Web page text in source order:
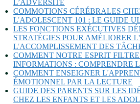
L’ADVERSITÉ
COMMOTIONS CÉRÉBRALES
L'ADOLESCENT 101 : LE GUIDE
LES FONCTIONS EXÉCUTIVES
STRATÉGIES POUR AMÉLIORER
L'ACCOMPLISSEMENT DES
COMMENT NOTRE ESPRIT
INFORMATIONS : COMPRENDRE
COMMENT ENSEIGNER
ÉMOTIONNEL PAR LA LECTURE
GUIDE DES PARENTS SUR LES
CHEZ LES ENFANTS ET LES